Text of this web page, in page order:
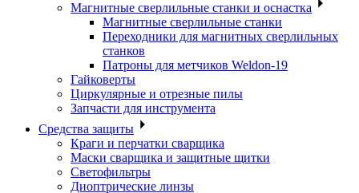
Магнитные сверлильные станки и оснастка
Магнитные сверлильные станки
Переходники для магнитных сверлильных
станков
Патроны для метчиков Weldon-19
Гайковерты
Циркулярные и отрезные пилы
Запчасти для инструмента
Средства защиты
Краги и перчатки сварщика
Маски сварщика и защитные щитки
Светофильтры
Диоптрические линзы